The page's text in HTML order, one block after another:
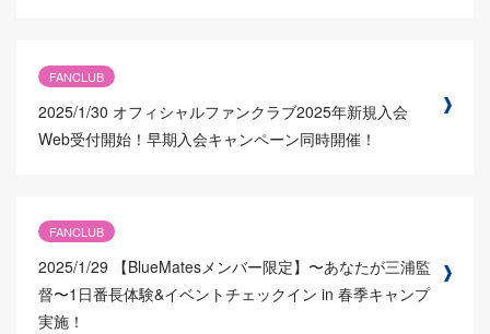
FANCLUB
2025/1/30 オフィシャルファンクラブ2025年新規入会
Web受付開始！早期入会キャンペーン同時開催！
FANCLUB
2025/1/29
【BlueMatesメンバー限定】〜あなたが三浦監
督〜1日番長体験&イベントチェックイン in 春季キャンプ
実施！